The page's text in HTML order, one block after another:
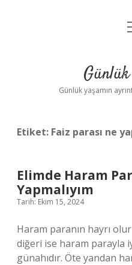
Günlük yaşamın
Etiket: Faiz parası ne
Elimde Haram
Yapmalıyım
Tarih: Ekim 15, 2024
Haram paranın hayrı
diğeri ise haram parayla
günahıdır. Öte yandan